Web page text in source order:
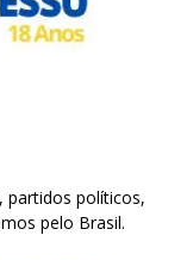
partidos políticos,
pelo Brasil.